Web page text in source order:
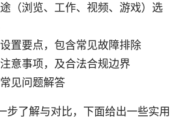
（浏览、工作、视频、游戏）选
置要点，包含常见故障排除
意事项，及合法合规边界
见问题解答
步了解与对比，下面给出一些实用